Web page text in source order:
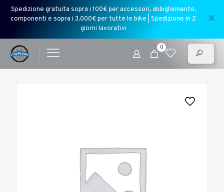
Spedizione gratuita sopra i 100€ per accessori, abbigliamento,
componenti e sopra i 3.000€ per tutte le bike | Spedizione in 2
giorni lavorativi
✕
0